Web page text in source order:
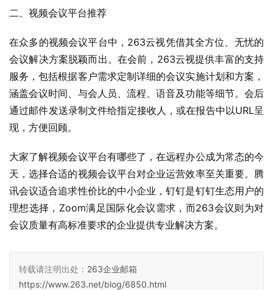
二、视频会议平台推荐
在众多的视频会议平台中，263云视凭借其全方位、无忧的
会议解决方案脱颖而出。在会前，263云视提供丰富的支持
服务，包括根据客户需求定制详细的会议实施计划和方案，
涵盖会议时间、与会人员、流程、语音及功能等细节。会后
通过邮件发送录制文件给指定接收人，或在报告中以URL呈
现，方便回顾。
大家了解视频会议平台有哪些了，在远程办公成为常态的今
天，选择合适的视频会议平台对企业运营效率至关重要。腾
讯会议适合追求性价比的中小企业，钉钉是钉钉生态用户的
理想选择，Zoom满足国际化会议需求，而263会议则为对
会议质量有高标准要求的企业提供专业解决方案。
转载请注明出处： 263企业邮箱
https://www.263.net/blog/6850.html